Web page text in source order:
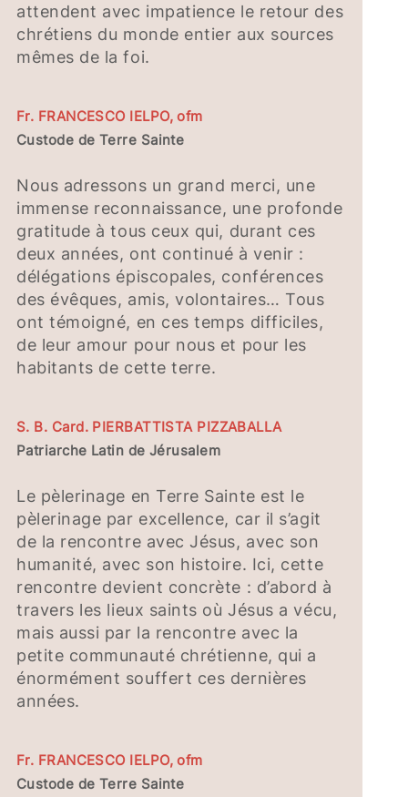
attendent avec impatience le retour des
chrétiens du monde entier aux sources
mêmes de la foi.
Fr. FRANCESCO IELPO, ofm
Custode de Terre Sainte
Nous adressons un grand merci, une
immense reconnaissance, une profonde
gratitude à tous ceux qui, durant ces
deux années, ont continué à venir :
délégations épiscopales, conférences
des évêques, amis, volontaires… Tous
ont témoigné, en ces temps difficiles,
de leur amour pour nous et pour les
habitants de cette terre.
S. B. Card. PIERBATTISTA PIZZABALLA
Patriarche Latin de Jérusalem
Le pèlerinage en Terre Sainte est le
pèlerinage par excellence, car il s’agit
de la rencontre avec Jésus, avec son
humanité, avec son histoire. Ici, cette
rencontre devient concrète : d’abord à
travers les lieux saints où Jésus a vécu,
mais aussi par la rencontre avec la
petite communauté chrétienne, qui a
énormément souffert ces dernières
années.
Fr. FRANCESCO IELPO, ofm
Custode de Terre Sainte